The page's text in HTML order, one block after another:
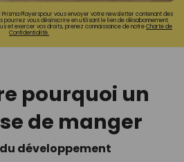
Playerspour vous envoyer votre newsletter contenant des
pourrez vous désinscrire en utilisant le lien de désabonnement
et exercer vos droits, prenez connaissance de notreCharte de
Confidentialité.
pourquoi un
de manger
développement